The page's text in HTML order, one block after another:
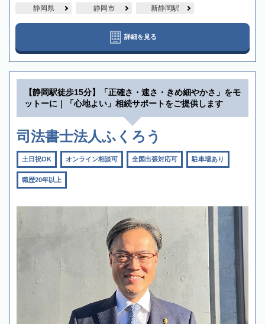
静岡県 静岡市 新静岡駅
詳細を見る
【静岡駅徒歩15分】「正確さ・速さ・きめ細やかさ」をモ
ットーに｜「心地よい」相続サポートをご提供します
司法書士法人ふくろう
土日祝OK オンライン相談可 全国出張対応可 駐車場あり
職歴20年以上